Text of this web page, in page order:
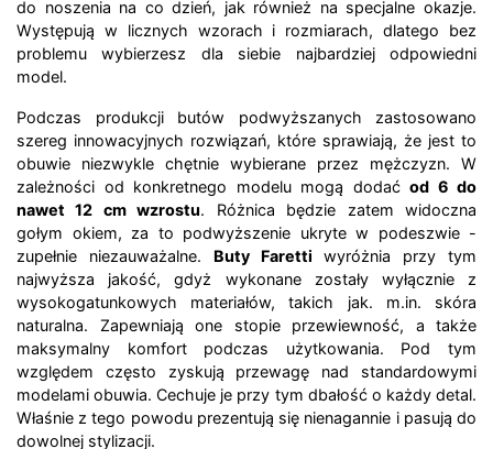
do noszenia na co dzień, jak również na specjalne okazje.
Występują w licznych wzorach i rozmiarach, dlatego bez
problemu wybierzesz dla siebie najbardziej odpowiedni
model.
Podczas produkcji butów podwyższanych zastosowano
szereg innowacyjnych rozwiązań, które sprawiają, że jest to
obuwie niezwykle chętnie wybierane przez mężczyzn. W
zależności od konkretnego modelu mogą dodać od 6 do
nawet 12 cm wzrostu. Różnica będzie zatem widoczna
gołym okiem, za to podwyższenie ukryte w podeszwie -
zupełnie niezauważalne. Buty Faretti wyróżnia przy tym
najwyższa jakość, gdyż wykonane zostały wyłącznie z
wysokogatunkowych materiałów, takich jak. m.in. skóra
naturalna. Zapewniają one stopie przewiewność, a także
maksymalny komfort podczas użytkowania. Pod tym
względem często zyskują przewagę nad standardowymi
modelami obuwia. Cechuje je przy tym dbałość o każdy detal.
Właśnie z tego powodu prezentują się nienagannie i pasują do
dowolnej stylizacji.